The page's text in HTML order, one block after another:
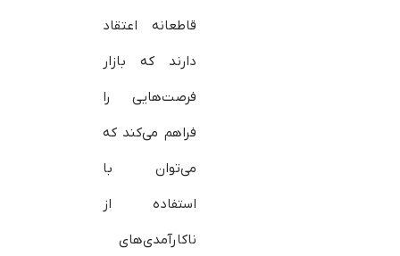
قاطعانه اعتقاد
دارند که بازار
فرصت‌هایی را
فراهم می‌کند که
می‌توان با
استفاده از
ناکارآمدی‌های